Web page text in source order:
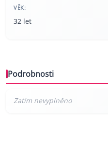
VĚK:
32 let
Podrobnosti